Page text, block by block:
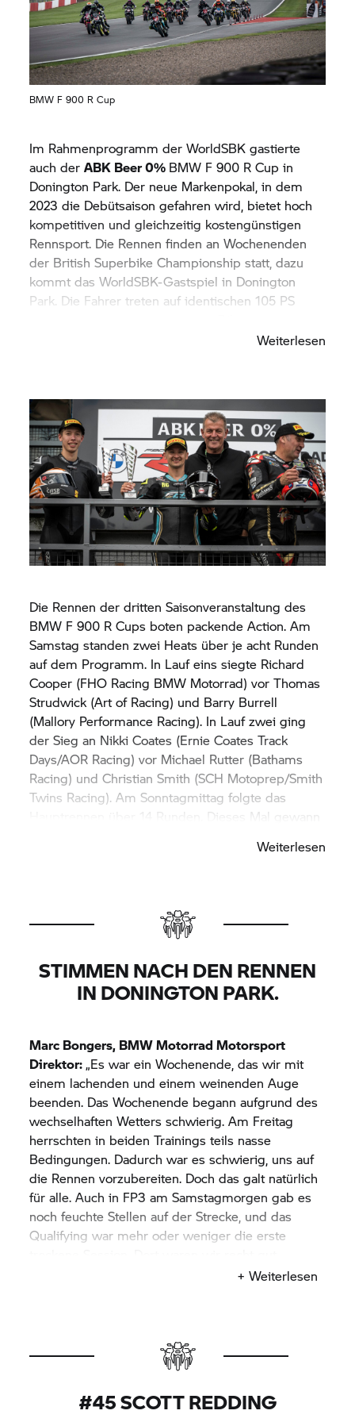
BMW F 900 R Cup
Im Rahmenprogramm der WorldSBK gastierte
auch derABK Beer 0% BMW F 900 R Cup in
Donington Park. Der neue Markenpokal, in dem
2023 die Debütsaison gefahren wird, bietet hoch
kompetitiven und gleichzeitig kostengünstigen
Rennsport. Die Rennen finden an Wochenenden
der British Superbike Championship statt, dazu
kommt das WorldSBK-Gastspiel in Donington
Park. Die Fahrer treten auf identischen 105 PS
Weiterlesen
Die Rennen der dritten Saisonveranstaltung des
BMW F 900 R Cups boten packende Action. Am
Samstag standen zwei Heats über je acht Runden
auf dem Programm. In Lauf eins siegte Richard
Cooper (FHO Racing BMW Motorrad) vor Thomas
Strudwick (Art of Racing) und Barry Burrell
(Mallory Performance Racing). In Lauf zwei ging
der Sieg an Nikki Coates (Ernie Coates Track
Days/AOR Racing) vor Michael Rutter (Bathams
Racing) und Christian Smith (SCH Motoprep/Smith
Twins Racing). Am Sonntagmittag folgte das
Hauptrennen über 14 Runden. Dieses Mal gewann
Siegerpokale übergab Dr. Markus Schramm, Leiter
Weiterlesen
STIMMEN NACH DEN RENNEN
IN DONINGTON PARK.
Marc Bongers, BMW Motorrad Motorsport
Direktor:„Es war ein Wochenende, das wir mit
einem lachenden und einem weinenden Auge
beenden. Das Wochenende begann aufgrund des
wechselhaften Wetters schwierig. Am Freitag
herrschten in beiden Trainings teils nasse
Bedingungen. Dadurch war es schwierig, uns auf
die Rennen vorzubereiten. Doch das galt natürlich
für alle. Auch in FP3 am Samstagmorgen gab es
noch feuchte Stellen auf der Strecke, und das
Qualifying war mehr oder weniger die erste
unterwegs. Tom hatte in ‚Tomington‘ durchaus das
der fehlenden Zeit in den Trainings nicht gleich
das passende Set-up für die neu asphaltierte
wir eine stabile Pace mit guten Platzierungen.
+ Weiterlesen
#45 SCOTT REDDING